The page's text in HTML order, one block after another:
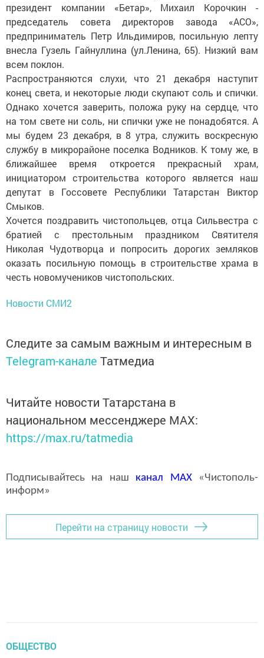
президент компании «Бетар», Михаил Корочкин -
председатель совета директоров завода «АСО»,
предприниматель Петр Ильдимиров, посильную лепту
внесла Гузель Гайнуллина (ул.Ленина, 65). Низкий вам
всем поклон.
Распространяются слухи, что 21 декабря наступит
конец света, и некоторые люди скупают соль и спички.
Однако хочется заверить, положа руку на сердце, что
на том свете ни соль, ни спички уже не понадобятся. А
мы будем 23 декабря, в 8 утра, служить воскресную
службу в микрорайоне поселка Водников. К тому же, в
ближайшее время откроется прекрасный храм,
инициатором строительства которого является наш
депутат в Госсовете Рес­публики Татарстан Виктор
Смыков.
Хочется поздравить чистопольцев, отца Сильвестра с
братией с престольным праздником Святителя
Николая Чудотворца и попросить дорогих земляков
оказать посильную помощь в строительстве храма в
честь новомучеников чис­топольских.
Новости СМИ2
Следите за самым важным и интересным в
Telegram-канале Татмедиа
Читайте новости Татарстана в
национальном мессенджере MАХ:
https://max.ru/tatmedia
Подписывайтесь на наш канал MAX«Чистополь-
информ»
Перейти на страницу новости
ОБЩЕСТВО